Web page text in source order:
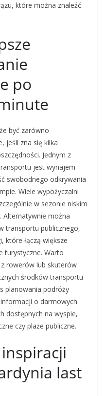
które można znaleźć
po
być zarówno
jeśli zna się kilka
Jednym z
jest wynajem
swobodnego odkrywania
Wiele wypożyczalni
w sezonie niskim
Alternatywnie można
transportu publicznego,
które łączą większe
turystyczne. Warto
rowerów lub skuterów
środków transportu
planowania podróży
o darmowych
dostępnych na wyspie,
czy plaże publiczne.
last